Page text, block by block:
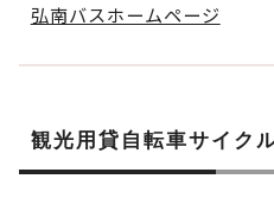
弘南バスホームページ
観光用貸自転車サイク